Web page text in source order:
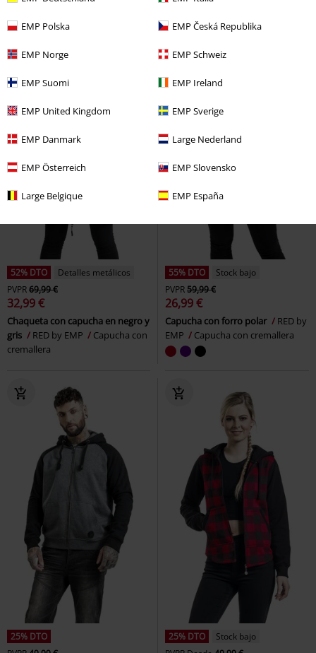
EMP Polska EMP Česká Republika
EMP Norge EMP Schweiz
EMP Suomi EMP Ireland
EMP United Kingdom EMP Sverige
EMP Danmark Large Nederland
EMP Österreich EMP Slovensko
Large Belgique EMP España
52% DTO
Detalles metálicos
PVPR69,99 €
32,99 €
Chaqueta con capucha en negro y
gris
RED by EMP
Capucha con
cremallera
55% DTO
Stock bajo
PVPR59,99 €
26,99 €
Capucha con forro polar
RED by
EMP
Capucha con cremallera
25% DTO
25% DTO
Stock bajo